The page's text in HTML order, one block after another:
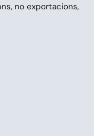
no exportacions,